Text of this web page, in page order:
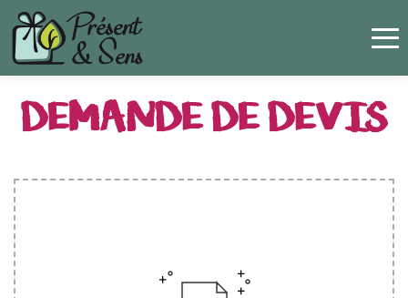
DEMANDE DE DEVIS
Panneau de gestion des cookies